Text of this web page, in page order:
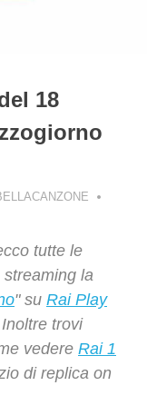
18
tutte le
la
" su Rai Play
trovi
vedere Rai 1
di replica on